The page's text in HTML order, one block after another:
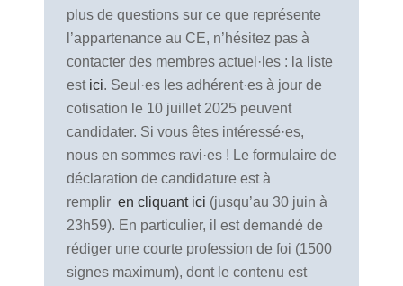
plus de questions sur ce que représente
l’appartenance au CE, n’hésitez pas à
contacter des membres actuel·les : la liste
est ici. Seul·es les adhérent·es à jour de
cotisation le 10 juillet 2025 peuvent
candidater. Si vous êtes intéressé·es,
nous en sommes ravi·es ! Le formulaire de
déclaration de candidature est à
remplir en cliquant ici (jusqu’au 30 juin à
23h59). En particulier, il est demandé de
rédiger une courte profession de foi (1500
signes maximum), dont le contenu est